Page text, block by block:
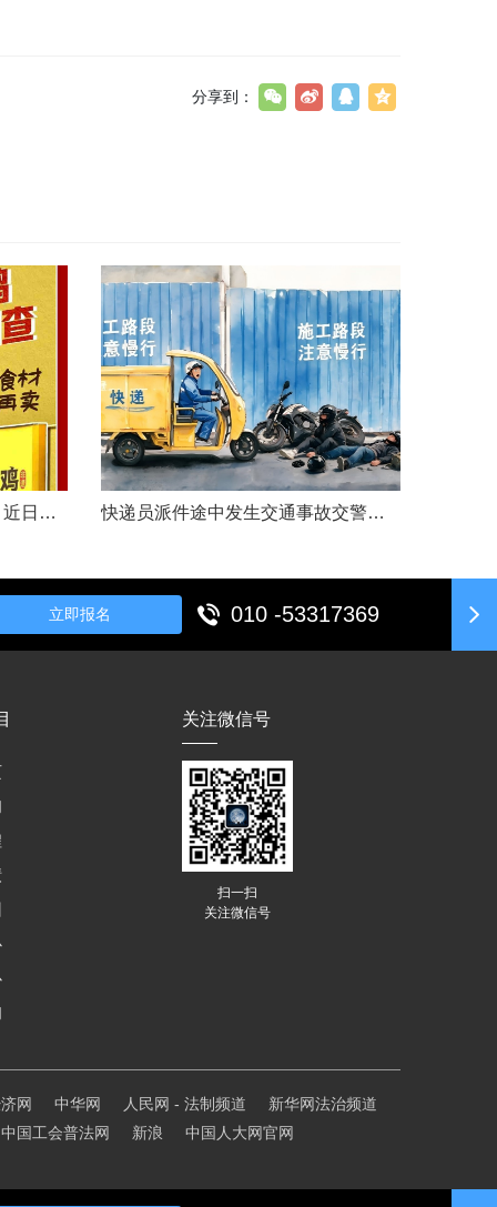
分享到：
文|胡炜（新京报传媒研究院）近日，《经济参考报》的一篇关于婴幼儿纸尿裤的调查报道引爆舆论。涉事品牌、检测机构、行业协会先后发声，各方说法相互矛盾，公众焦虑情绪持续发酵。当事件陷入“罗生门”时，有一种声音悄然流传：媒体盯着问题不放，是在刻意挑刺，就是“找茬”。真是这样吗？中国行业报协会于6月23日公开发声，明确支持《经济参考报》的舆论监督行为，并呼吁社会各界支持媒体监督，推动行业规范与治理升级。 0...... 快递员派件途中发生交通事故交警部门认定全责公司赔付93万余元后一纸诉状向快递员全额追偿交通事故全责是否等同于法律上的重大过失用人单位赔付后能否向员工追偿基本案情快递员张某与某服务外包有限公司存在劳动关系。某日，张某派送快递途经施工路段，现场围挡占据大半道路，张某驾驶快递三轮车紧贴施工围挡行驶，在行驶过程中与对向驾驶二轮摩托车的罗某发生碰撞引发事故，致罗某、卢某受伤及车辆受损，卢某伤情严重。交警部门......
立即报名 010 -53317369
关注微信号
扫一扫
关注微信号
网 中华网 人民网 - 法制频道
新华网法治频道
中国工会普法网
新浪 中国人大网官网